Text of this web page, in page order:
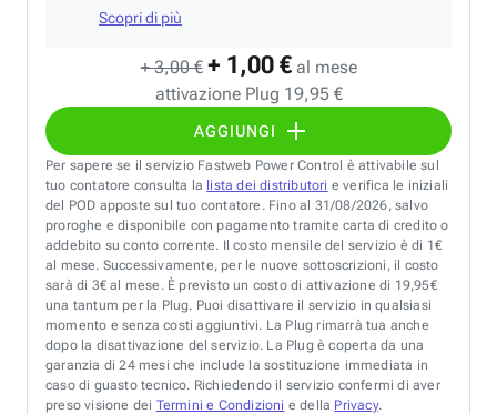
+ 3,00 € + 1,00 € al mese
attivazione Plug 19,95 €
AGGIUNGI
Scopri di più
Per sapere se il servizio Fastweb Power Control è attivabile sul
tuo contatore consulta la lista dei distributori e verifica le iniziali
del POD apposte sul tuo contatore. Fino al 31/08/2026, salvo
proroghe e disponibile con pagamento tramite carta di credito o
addebito su conto corrente. Il costo mensile del servizio è di 1€
al mese. Successivamente, per le nuove sottoscrizioni, il costo
sarà di 3€ al mese. È previsto un costo di attivazione di 19,95€
una tantum per la Plug. Puoi disattivare il servizio in qualsiasi
momento e senza costi aggiuntivi. La Plug rimarrà tua anche
dopo la disattivazione del servizio. La Plug è coperta da una
garanzia di 24 mesi che include la sostituzione immediata in
caso di guasto tecnico. Richiedendo il servizio confermi di aver
preso visione dei Termini e Condizioni e della Privacy.